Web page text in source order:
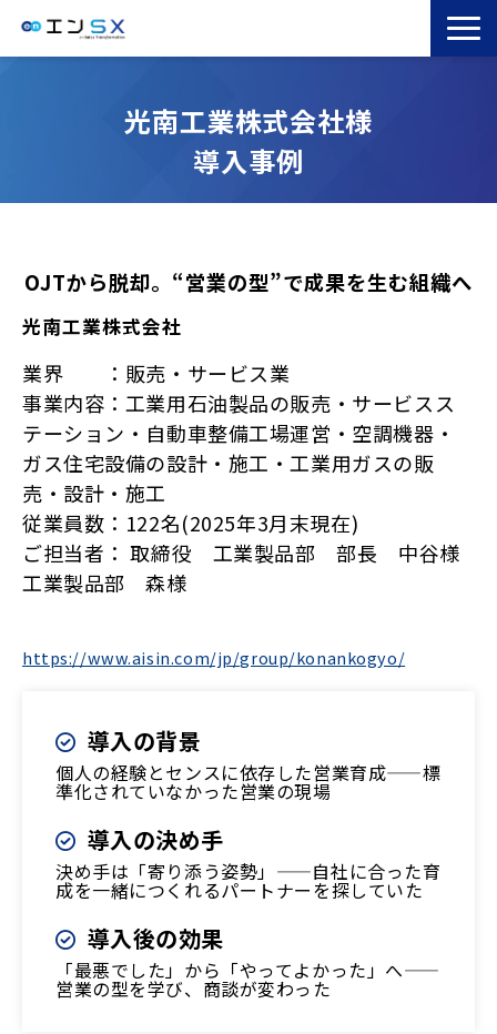
エンSXとは
サービス一覧
セミナー
光南工業株式会社様
導入事例
OJTから脱却。“営業の型”で成果を生む組織へ
光南工業株式会社
業界 ：販売・サービス業
事業内容：工業用石油製品の販売・サービスス
テーション・自動車整備工場運営・空調機器・
ガス住宅設備の設計・施工・工業用ガスの販
売・設計・施工
従業員数：122名(2025年3月末現在)
ご担当者： 取締役 工業製品部 部長 中谷様
工業製品部 森様
https://www.aisin.com/jp/group/konankogyo/
導入の背景
個人の経験とセンスに依存した営業育成——標
準化されていなかった営業の現場
導入の決め手
決め手は「寄り添う姿勢」——自社に合った育
成を一緒につくれるパートナーを探していた
導入後の効果
「最悪でした」から「やってよかった」へ——
営業の型を学び、商談が変わった